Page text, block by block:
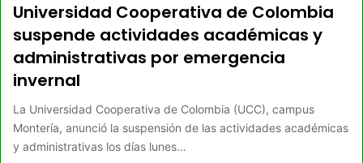
Universidad Cooperativa de Colombia
suspende actividades académicas y
administrativas por emergencia
invernal
La Universidad Cooperativa de Colombia (UCC), campus
Montería, anunció la suspensión de las actividades académicas
y administrativas los días lunes…